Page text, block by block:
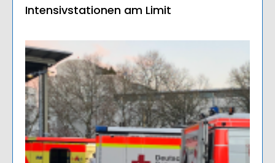
Intensivstationen am Limit